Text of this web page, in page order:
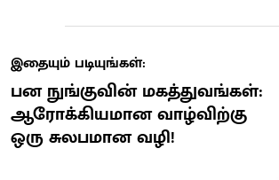
இதையும் படியுங்கள்:
பன நுங்குவின் மகத்துவங்கள்:
ஆரோக்கியமான வாழ்விற்கு
ஒரு சுலபமான வழி!